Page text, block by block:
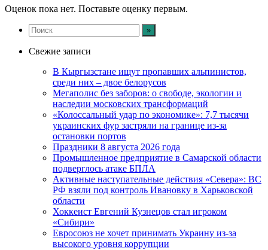
Оценок пока нет. Поставьте оценку первым.
Свежие записи
В Кыргызстане ищут пропавших альпинистов,
среди них – двое белорусов
Мегаполис без заборов: о свободе, экологии и
наследии московских трансформаций
«Колоссальный удар по экономике»: 7,7 тысячи
украинских фур застряли на границе из-за
остановки портов
Праздники 8 августа 2026 года
Промышленное предприятие в Самарской области
подверглось атаке БПЛА
Активные наступательные действия «Севера»: ВС
РФ взяли под контроль Ивановку в Харьковской
области
Хоккеист Евгений Кузнецов стал игроком
«Сибири»
Евросоюз не хочет принимать Украину из-за
высокого уровня коррупции